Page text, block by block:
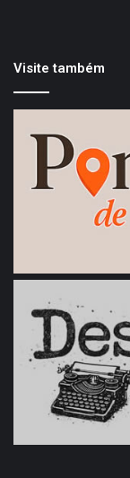
Visite também